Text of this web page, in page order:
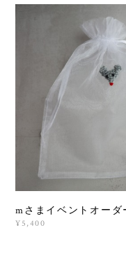
mさまイベントオー
¥5,400